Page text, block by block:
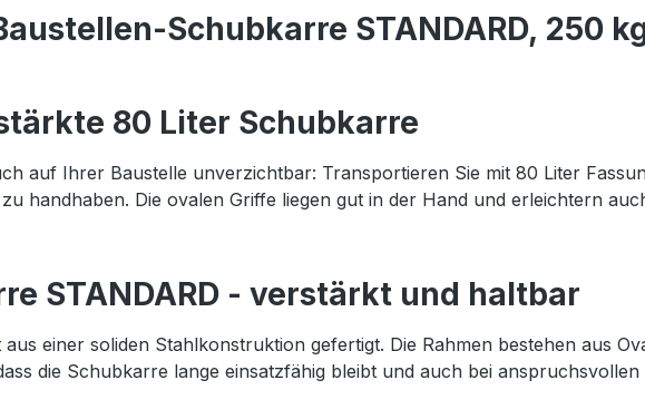
Schubkarre STANDARD, 250
80 Liter Schubkarre
auf Ihrer Baustelle unverzichtbar: Transportieren Sie mit 80 Liter
handhaben. Die ovalen Griffe liegen gut in der Hand und erleichtern
STANDARD - verstärkt und haltbar
einer soliden Stahlkonstruktion gefertigt. Die Rahmen bestehen aus
die Schubkarre lange einsatzfähig bleibt und auch bei